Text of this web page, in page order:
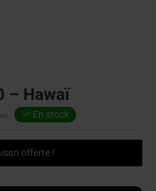
– Hawaï
En stock
offerte !